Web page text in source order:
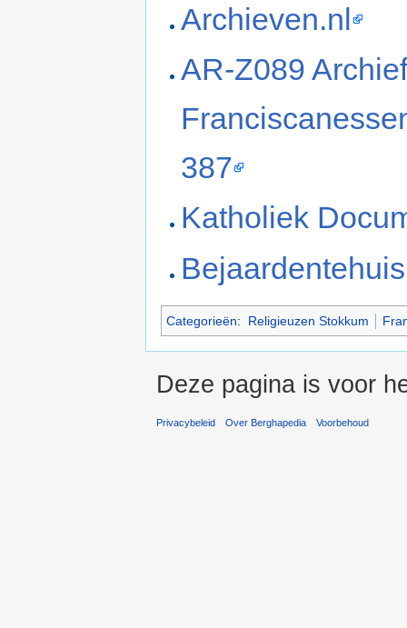
Archieven.nl
AR-Z089
387
Katholiek
Categorieën: Religieuzen Stokkum
Deze pagina is voor
Privacybeleid Over Berghapedia Voorbehoud